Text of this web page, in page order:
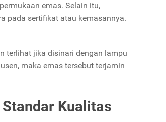
emas. Selain itu,
pada sertifikat atau kemasannya.
terlihat jika disinari dengan lampu
maka emas tersebut terjamin
Kualitas